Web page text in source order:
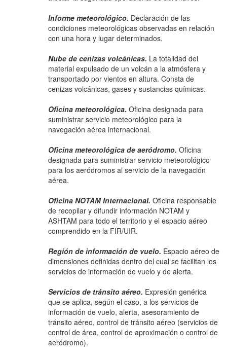
Informe meteorológico. Declaración de las
condiciones meteorológicas observadas en relación
con una hora y lugar determinados.
Nube de cenizas volcánicas. La totalidad del
material expulsado de un volcán a la atmósfera y
transportado por vientos en altura. Consta de
cenizas volcánicas, gases y sustancias químicas.
Oficina meteorológica. Oficina designada para
suministrar servicio meteorológico para la
navegación aérea internacional.
Oficina meteorológica de aeródromo. Oficina
designada para suministrar servicio meteorológico
para los aeródromos al servicio de la navegación
aérea.
Oficina NOTAM Internacional. Oficina responsable
de recopilar y difundir información NOTAM y
ASHTAM para todo el territorio y el espacio aéreo
comprendido en la FIR/UIR.
Región de información de vuelo. Espacio aéreo de
dimensiones definidas dentro del cual se facilitan los
servicios de información de vuelo y de alerta.
Servicios de tránsito aéreo. Expresión genérica
que se aplica, según el caso, a los servicios de
información de vuelo, alerta, asesoramiento de
tránsito aéreo, control de tránsito aéreo (servicios de
control de área, control de aproximación o control de
aeródromo).